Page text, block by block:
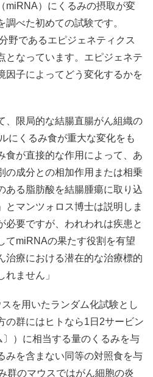
miRNA）にくるみの摂取が変
べた初めての試験です。
野であるエピジェネティクス
となっています。エピジェネテ
因子によってどう変化するかを
、限局的な結腸直腸がん組織の
にくるみ食が重大な変化をも
食が直接的な作用によって、あ
の成分との相加作用または相乗
ある脂肪酸を結腸腫瘍に取り込
とマンツォロス博士は説明しま
必要ですが、われわれは疾患と
てmiRNAの果たす役割を有望
治療における潜在的な治療標的
れません」
を用いたランダム化試験とし
の群にはヒトなら1日2サービン
）に相当する量のくるみを与
みを含まない同等の対照食を与
群のマウスではがん細胞の炎